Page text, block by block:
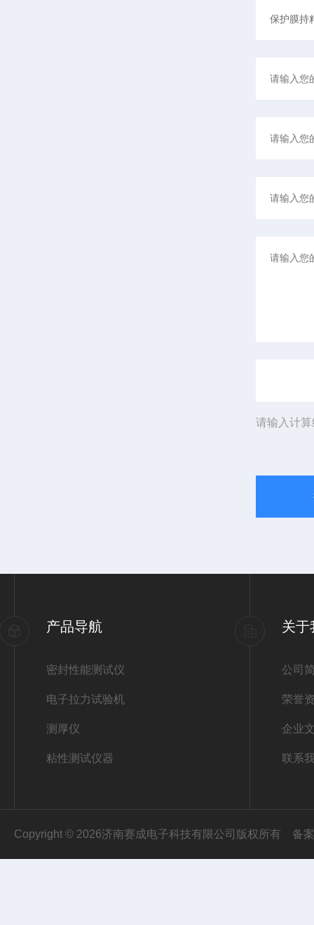
请输入计
产品导航
密封性能测试仪
电子拉力试验机
测厚仪
粘性测试仪器
关于
公司
荣誉
企业
联系
Copyright © 2026济南赛成电子科技有限公司版权所有 备